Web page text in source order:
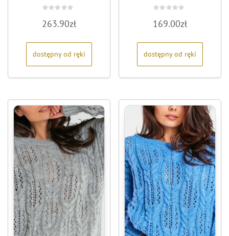
0
na
263.90zł
dostępny od ręki
0
na
169.00zł
dostępny od ręki